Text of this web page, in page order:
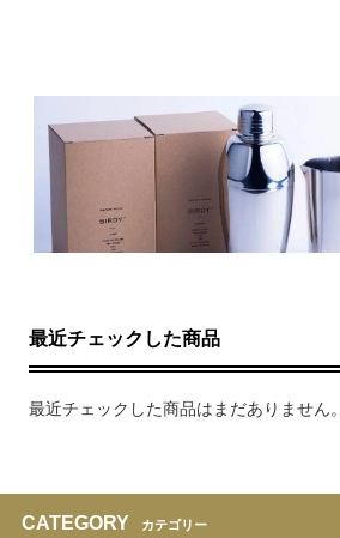
最近チェックした商品
最近チェックした商品はまだありません。
CATEGORY カテゴリー